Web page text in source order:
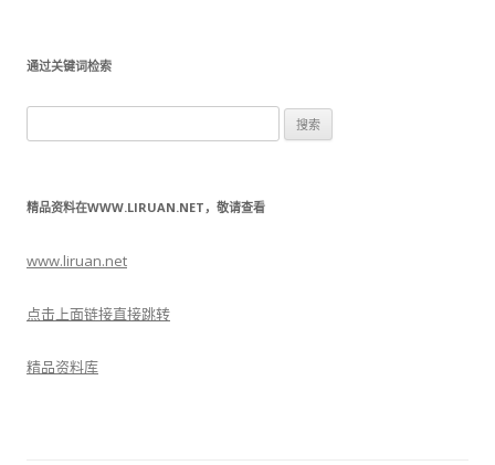
通过关键词检索
索：
精品资料在WWW.LIRUAN.NET，敬请查看
www.liruan.net
点击上面链接直接跳转
精品资料库